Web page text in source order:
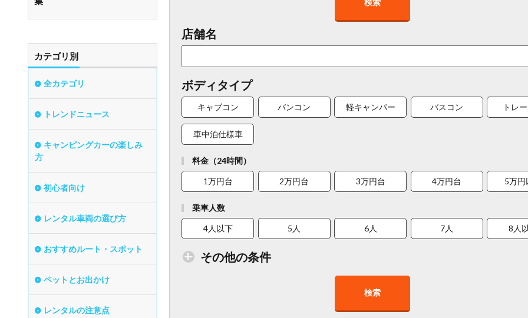
検索
店舗名
ボディタイプ
キャブコン バンコン 軽キャンパー バスコン トレ
車中泊仕様車
料金（24時間）
1万円台 2万円台 3万円台 4万円台 5万円
乗車人数
4人以下 5人 6人 7人 8人
その他の条件
走行距離少
検索
カテゴリ別
全カテゴリ
トレンドニュース
キャンピングカーの楽しみ
方
初心者向け
レンタル車両の選び方
おすすめルート・スポット
ペットとお出かけ
レンタルの注意点